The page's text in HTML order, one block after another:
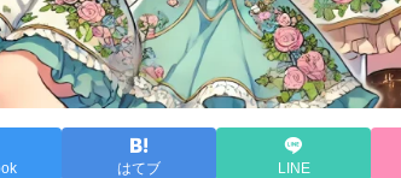
はてブ LINE